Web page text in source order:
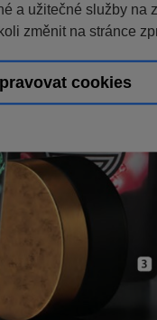
a užitečné služby na
změnit na stránce
cookies